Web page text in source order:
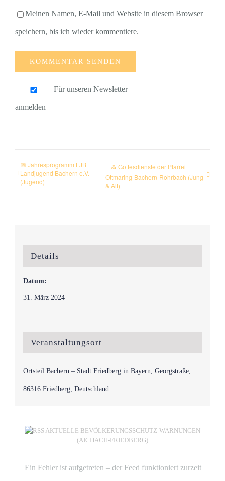
Meinen Namen, E-Mail und Website in diesem Browser
speichern, bis ich wieder kommentiere.
Für unseren Newsletter
anmelden
📅 Jahresprogramm LJB
Landjugend Bachern e.V.
(Jugend)
⛪ Gottesdienste der Pfarrei
Ottmaring-Bachern-Rohrbach (Jung
& Alt)
Details
Datum:
31. März 2024
Veranstaltungsort
Ortsteil Bachern – Stadt Friedberg in Bayern, Georgstraße,
86316 Friedberg, Deutschland
AKTUELLE BEVÖLKERUNGSSCHUTZ-WARNUNGEN
(AICHACH-FRIEDBERG)
Ein Fehler ist aufgetreten – der Feed funktioniert zurzeit